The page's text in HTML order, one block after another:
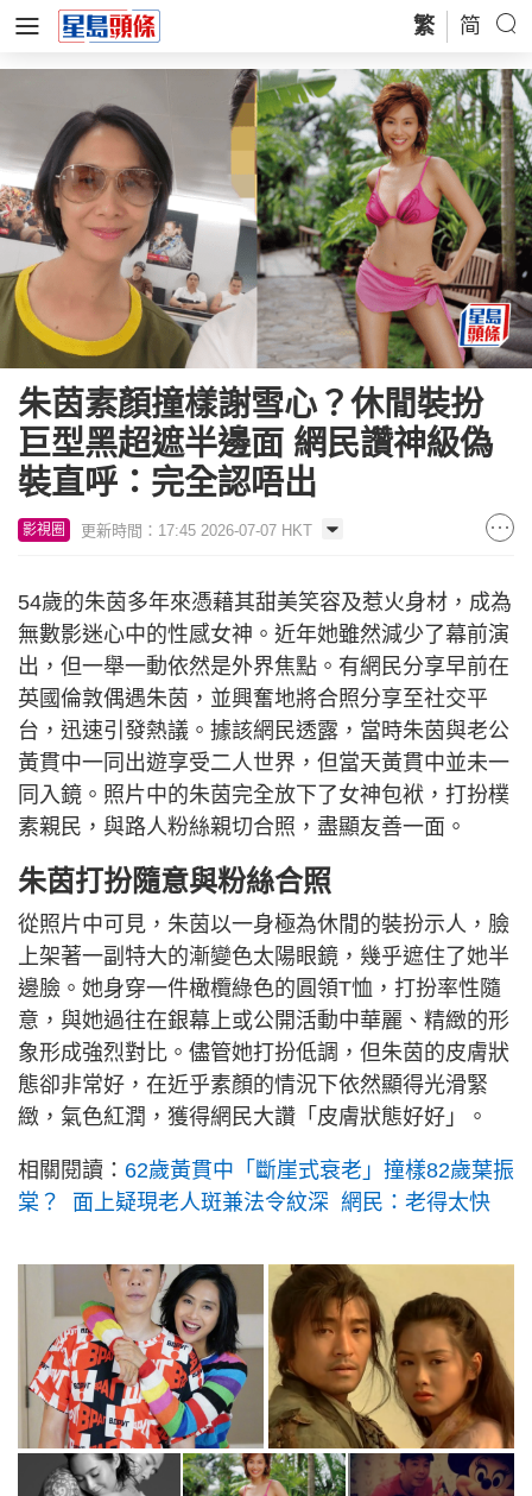
繁 简
朱茵素顏撞樣謝雪心？休閒裝扮
巨型黑超遮半邊面 網民讚神級偽
裝直呼：完全認唔出
影視圈 更新時間：17:45 2026-07-07 HKT
54歲的朱茵多年來憑藉其甜美笑容及惹火身材，成為
無數影迷心中的性感女神。近年她雖然減少了幕前演
出，但一舉一動依然是外界焦點。有網民分享早前在
英國倫敦偶遇朱茵，並興奮地將合照分享至社交平
台，迅速引發熱議。據該網民透露，當時朱茵與老公
黃貫中一同出遊享受二人世界，但當天黃貫中並未一
同入鏡。照片中的朱茵完全放下了女神包袱，打扮樸
素親民，與路人粉絲親切合照，盡顯友善一面。
朱茵打扮隨意與粉絲合照
從照片中可見，朱茵以一身極為休閒的裝扮示人，臉
上架著一副特大的漸變色太陽眼鏡，幾乎遮住了她半
邊臉。她身穿一件橄欖綠色的圓領T恤，打扮率性隨
意，與她過往在銀幕上或公開活動中華麗、精緻的形
象形成強烈對比。儘管她打扮低調，但朱茵的皮膚狀
態卻非常好，在近乎素顏的情況下依然顯得光滑緊
緻，氣色紅潤，獲得網民大讚「皮膚狀態好好」。
相關閱讀： 62歲黃貫中「斷崖式衰老」撞樣82歲葉振
棠？ 面上疑現老人斑兼法令紋深 網民：老得太快